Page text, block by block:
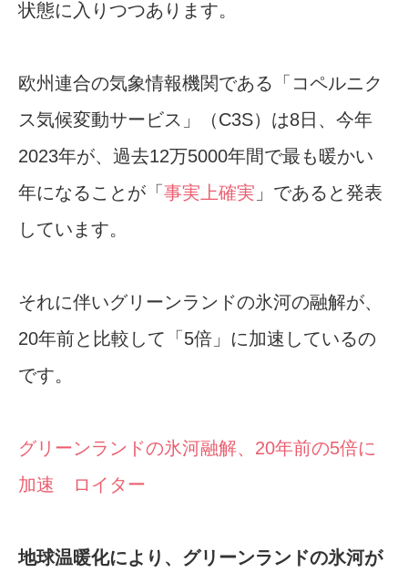
状態に入りつつあります。
欧州連合の気象情報機関である「コペルニク
ス気候変動サービス」（C3S）は8日、今年
2023年が、過去12万5000年間で最も暖かい
年になることが「 事実上確実 」であると発表
しています。
それに伴いグリーンランドの氷河の融解が、
20年前と比較して「5倍」に加速しているの
です。
グリーンランドの氷河融解、20年前の5倍に
加速 ロイター
地球温暖化により、グリーンランドの氷河が